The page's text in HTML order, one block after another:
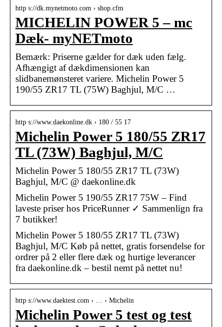
http s://dk.mynetmoto.com › shop.cfm
MICHELIN POWER 5 – mc
Dæk- myNETmoto
Bemærk: Priserne gælder for dæk uden fælg.
Afhængigt af dækdimensionen kan
slidbanemønsteret variere. Michelin Power 5
190/55 ZR17 TL (75W) Baghjul, M/C …
http s://www.daekonline.dk › 180 / 55 17
Michelin Power 5 180/55 ZR17
TL (73W) Baghjul, M/C
Michelin Power 5 180/55 ZR17 TL (73W)
Baghjul, M/C @ daekonline.dk
Michelin Power 5 190/55 ZR17 75W – Find
laveste priser hos PriceRunner ✓ Sammenlign fra
7 butikker!
Michelin Power 5 180/55 ZR17 TL (73W)
Baghjul, M/C Køb på nettet, gratis forsendelse for
ordrer på 2 eller flere dæk og hurtige leverancer
fra daekonline.dk – bestil nemt på nettet nu!
http s://www.daektest.com › … › Michelin
Michelin Power 5 test og test